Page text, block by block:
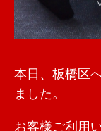
本日、板橋区
ました。
お客様ご利用